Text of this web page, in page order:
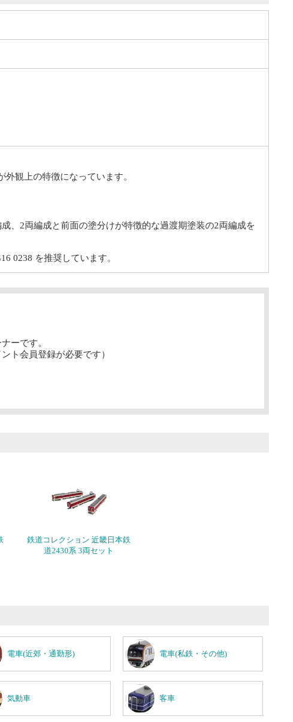
観上の特徴になっています。
、2両編成と前面の塗分けが特徴的な過渡期塗装の2両編成を
0238 を推奨しています。
ーです。
ト会員登録が必要です）
鉄道コレクション 近畿日本鉄
道2430系 3両セット
電車(近郊・通勤形) 電車(私鉄・その他)
気動車 客車